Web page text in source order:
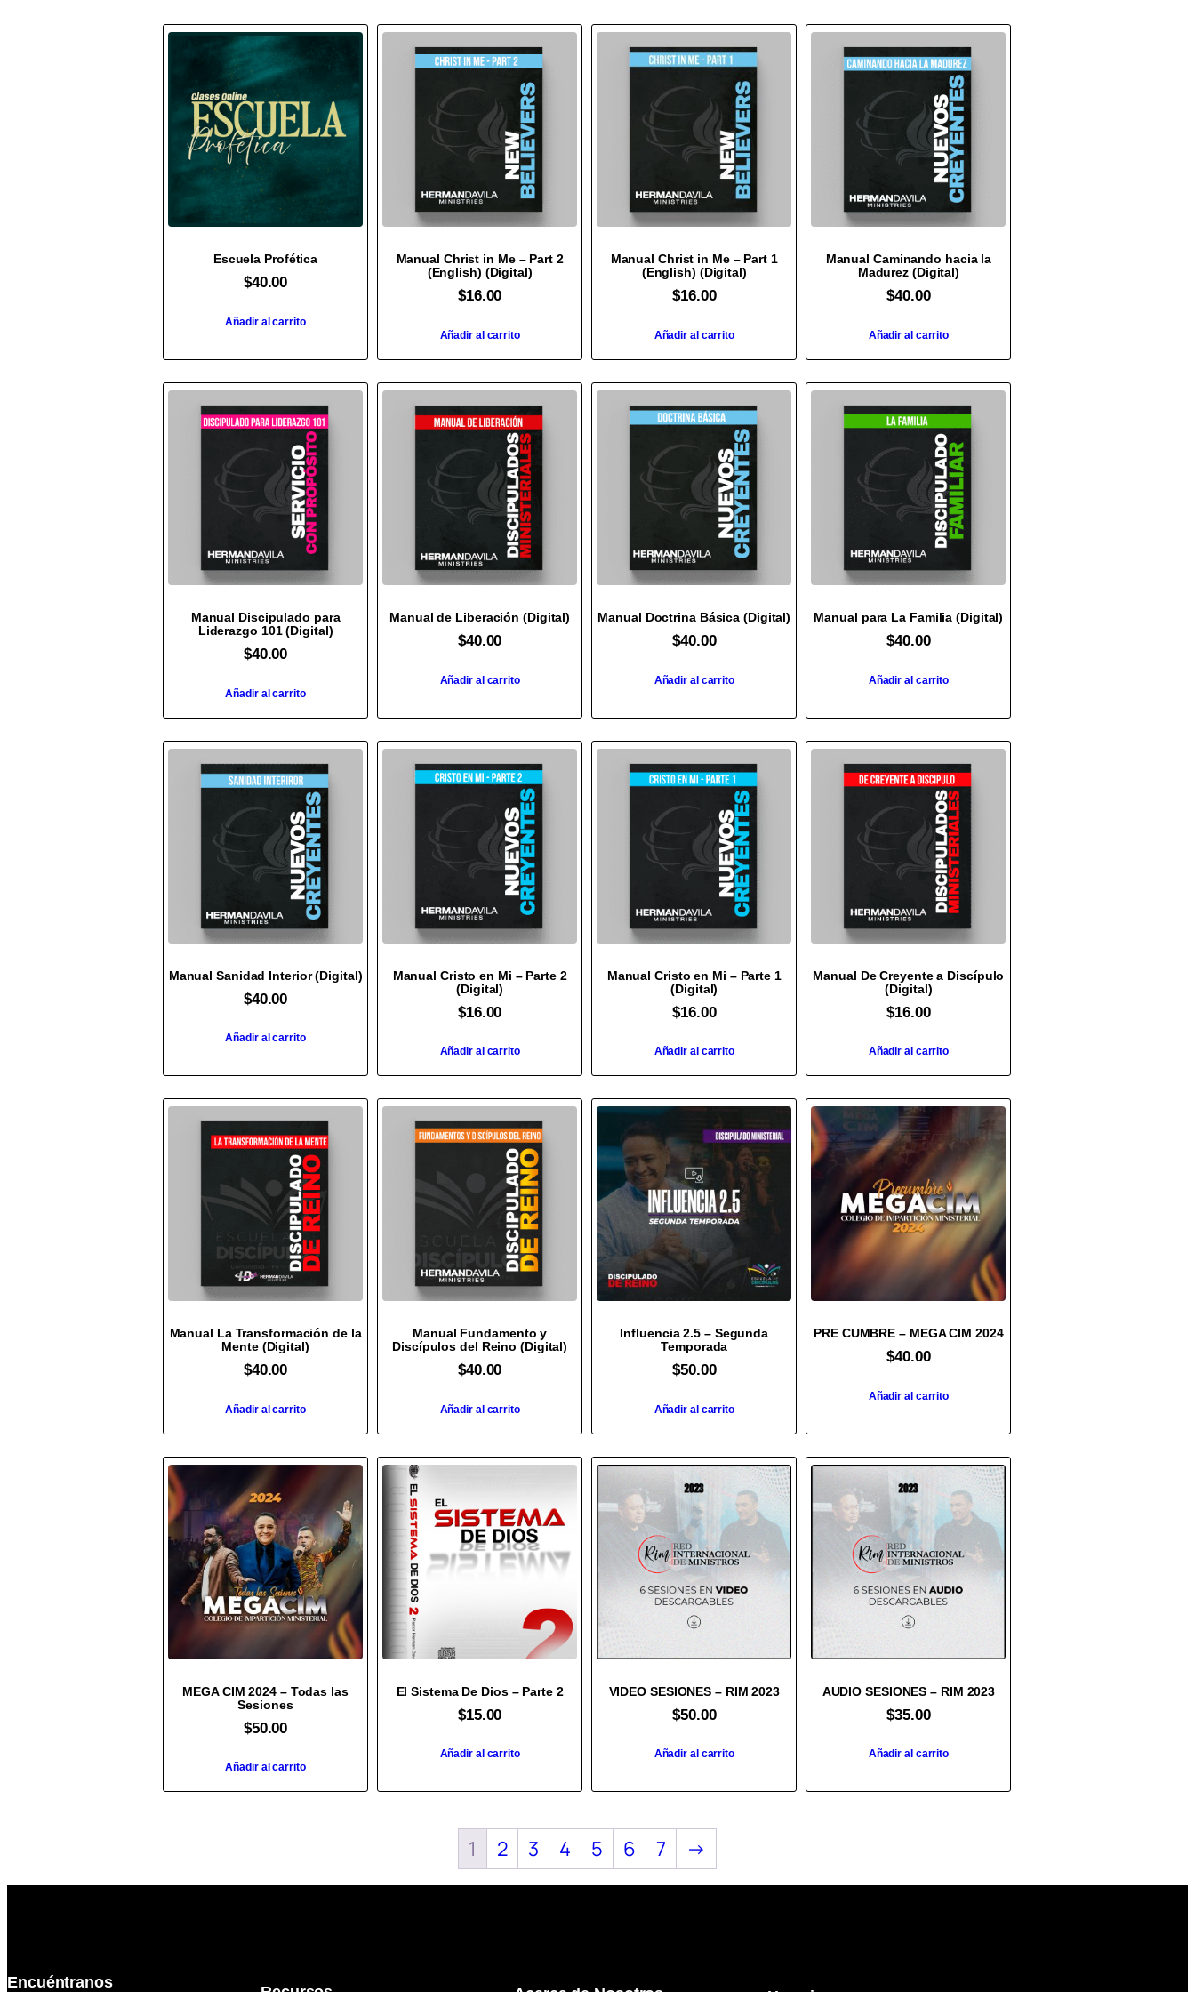
Escuela Profética
$40.00
Añadir al carrito
Manual Christ in Me – Part 2
(English) (Digital)
$16.00
Añadir al carrito
Manual Christ in Me – Part 1
(English) (Digital)
$16.00
Añadir al carrito
Manual Caminando hacia la
Madurez (Digital)
$40.00
Añadir al carrito
Manual Discipulado para
Liderazgo 101 (Digital)
$40.00
Añadir al carrito
Manual de Liberación (Digital)
$40.00
Añadir al carrito
Manual Doctrina Básica (Digital)
$40.00
Añadir al carrito
Manual para La Familia (Digital)
$40.00
Añadir al carrito
Manual Sanidad Interior (Digital)
$40.00
Añadir al carrito
Manual Cristo en Mi – Parte 2
(Digital)
$16.00
Añadir al carrito
Manual Cristo en Mi – Parte 1
(Digital)
$16.00
Añadir al carrito
Manual De Creyente a Discípulo
(Digital)
$16.00
Añadir al carrito
Manual La Transformación de la
Mente (Digital)
$40.00
Añadir al carrito
Manual Fundamento y
Discípulos del Reino (Digital)
$40.00
Añadir al carrito
Influencia 2.5 – Segunda
Temporada
$50.00
Añadir al carrito
PRE CUMBRE – MEGA CIM 2024
$40.00
Añadir al carrito
MEGA CIM 2024 – Todas las
Sesiones
$50.00
Añadir al carrito
El Sistema De Dios – Parte 2
$15.00
Añadir al carrito
VIDEO SESIONES – RIM 2023
$50.00
Añadir al carrito
AUDIO SESIONES – RIM 2023
$35.00
Añadir al carrito
1 2 3 4 5 6 7 →
Encuéntranos